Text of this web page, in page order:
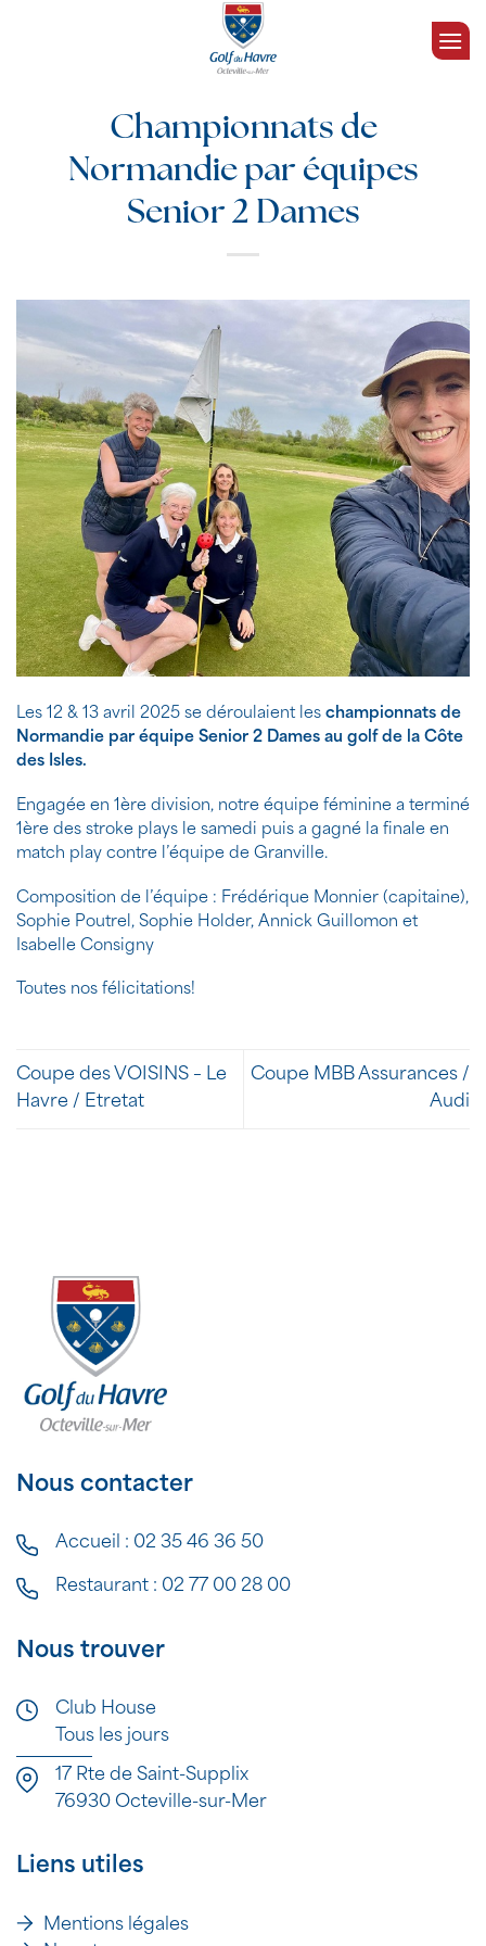
Championnats de
Normandie par équipes
Senior 2 Dames
Les 12 & 13 avril 2025 se déroulaient les championnats de
Normandie par équipe Senior 2 Dames au golf de la Côte
des Isles.
Engagée en 1ère division, notre équipe féminine a terminé
1ère des stroke plays le samedi puis a gagné la finale en
match play contre l’équipe de Granville.
Composition de l’équipe : Frédérique Monnier (capitaine),
Sophie Poutrel, Sophie Holder, Annick Guillomon et
Isabelle Consigny
Toutes nos félicitations!
Coupe des VOISINS – Le
Havre / Etretat
Coupe MBB Assurances /
Audi
Nous contacter
Accueil : 02 35 46 36 50
Restaurant : 02 77 00 28 00
Nous trouver
Club House
Tous les jours
17 Rte de Saint-Supplix
76930 Octeville-sur-Mer
Liens utiles
Mentions légales